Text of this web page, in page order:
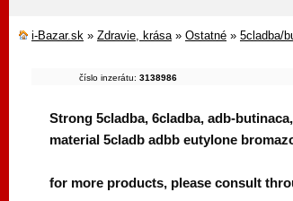
i-Bazar.sk » Zdravie, krása» Ostatné » 5cladba/
číslo inzerátu: 3138986
Strong 5cladba, 6cladba, adb-
material 5cladb adbb eutylone
for more products, please consult